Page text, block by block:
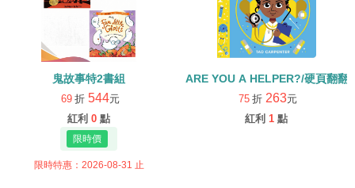
鬼故事特2書組
69 折 544元
紅利 0 點
限時特惠：2026-08-31 止
ARE YOU A HELPER?/硬頁翻翻
75 折 263元
紅利 1 點